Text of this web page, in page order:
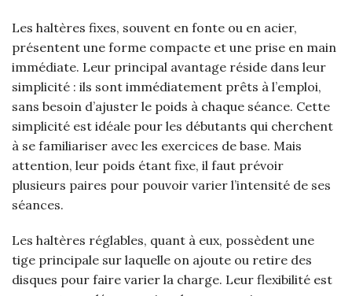
Les haltères fixes, souvent en fonte ou en acier,
présentent une forme compacte et une prise en main
immédiate. Leur principal avantage réside dans leur
simplicité : ils sont immédiatement prêts à l’emploi,
sans besoin d’ajuster le poids à chaque séance. Cette
simplicité est idéale pour les débutants qui cherchent
à se familiariser avec les exercices de base. Mais
attention, leur poids étant fixe, il faut prévoir
plusieurs paires pour pouvoir varier l’intensité de ses
séances.
Les haltères réglables, quant à eux, possèdent une
tige principale sur laquelle on ajoute ou retire des
disques pour faire varier la charge. Leur flexibilité est